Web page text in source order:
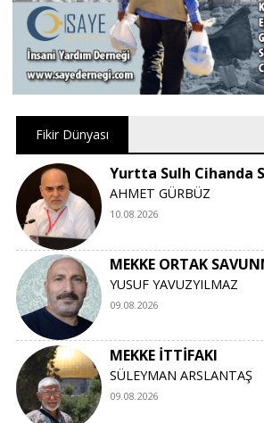
Fikir Dünyası
Yurtta Sulh Cihanda
AHMET GÜRBÜZ
10.08.2026
MEKKE ORTAK
YUSUF YAVUZYILMAZ
09.08.2026
MEKKE İTTİFAKI
SÜLEYMAN ARSLANTAŞ
09.08.2026